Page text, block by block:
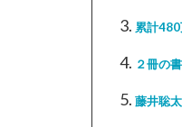
き
ま
い
ウ
ン
ド
開
き
累計480
２冊の
藤井聡